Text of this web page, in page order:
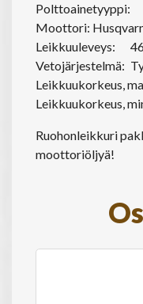
Polttoainetyyppi:
Moottori:
Leikkuuleveys:
Vetojärjestelmä:
Leikkuukorkeus,
Leikkuukorkeus,
Ruohonleikkuri
moottoriöljyä!